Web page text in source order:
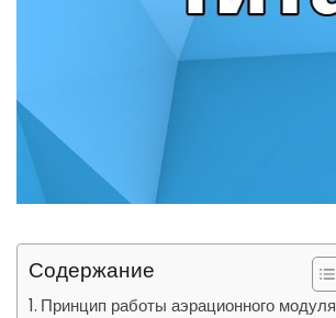
Содержание
Принцип работы аэрационного модуля